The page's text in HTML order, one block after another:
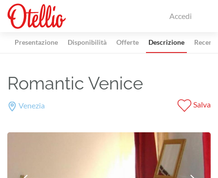
Accedi
Presentazione Disponibilità Offerte Descrizione
Romantic Venice
Venezia Salva